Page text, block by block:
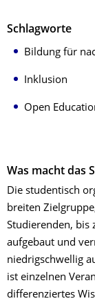
Schlagworte
Bildung für
Inklusion
Open
Was macht das
Die studentisch
breiten
Studierenden, bis
aufgebaut und
niedrigschwellig
ist einzelnen
differenziertes